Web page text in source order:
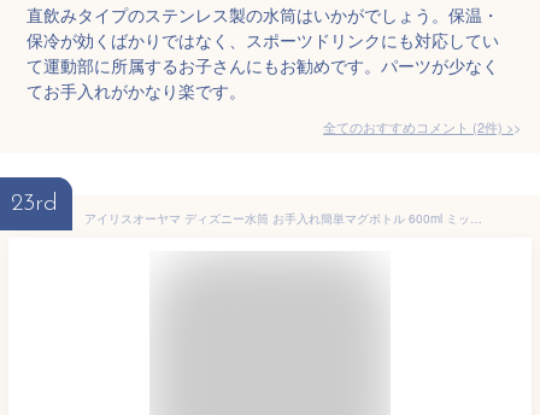
直飲みタイプのステンレス製の水筒はいかがでしょう。保温・
保冷が効くばかりではなく、スポーツドリンクにも対応してい
て運動部に所属するお子さんにもお勧めです。パーツが少なく
てお手入れがかなり楽です。
全てのおすすめコメント (2件) >
23rd
アイリスオーヤマ ディズニー水筒 お手入れ簡単マグボトル 600ml ミッキー 真空断熱 通園通学 お子様でも軽量 ショルダーベルト付き マグボトル 水筒 ブルー 2WB-600D